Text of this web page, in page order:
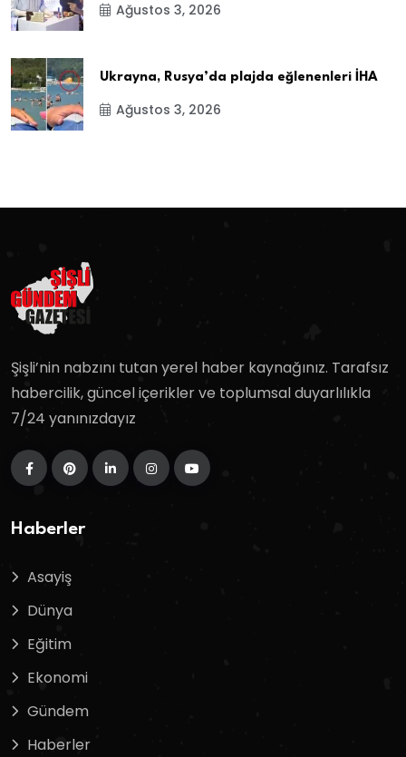
Ağustos 3, 2026
Ukrayna, Rusya’da plajda eğlenenleri İHA
Ağustos 3, 2026
Şişli’nin nabzını tutan yerel haber kaynağınız. Tarafsız
habercilik, güncel içerikler ve toplumsal duyarlılıkla
7/24 yanınızdayız
Haberler
Asayiş
Dünya
Eğitim
Ekonomi
Gündem
Haberler